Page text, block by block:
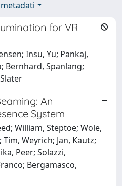
for VR
Insu, Yu; Pankaj,
Bernhard, Spanlang;
An
System
William, Steptoe; Wole,
Weyrich; Jan, Kautz;
Peer; Solazzi,
Bergamasco,